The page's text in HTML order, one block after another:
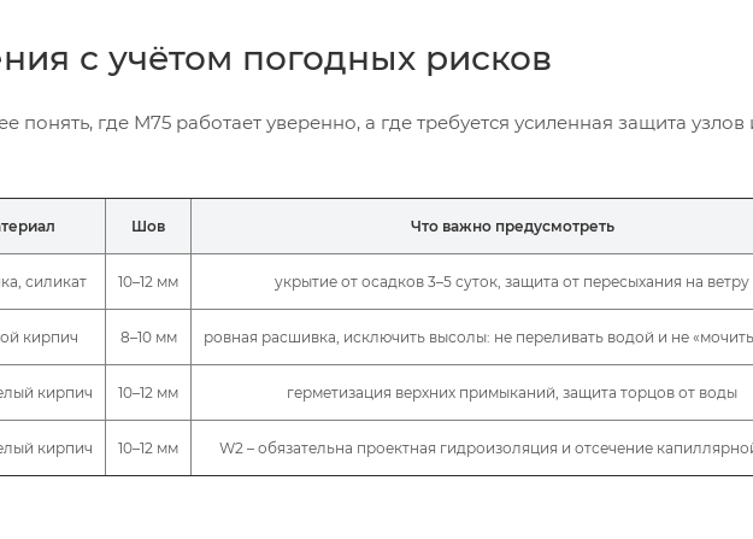
с учётом погодных рисков
понять, где М75 работает уверенно, а где требуется усиленная защита узлов
Шов Что важно предусмотреть
силикат 10–12 мм укрытие от осадков 3–5 суток, защита от пересыхания на ветру
кирпич 8–10 мм ровная расшивка, исключить высолы: не переливать водой и не
кирпич 10–12 мм герметизация верхних примыканий, защита торцов от воды
кирпич 10–12 мм W2 – обязательна проектная гидроизоляция и отсечение